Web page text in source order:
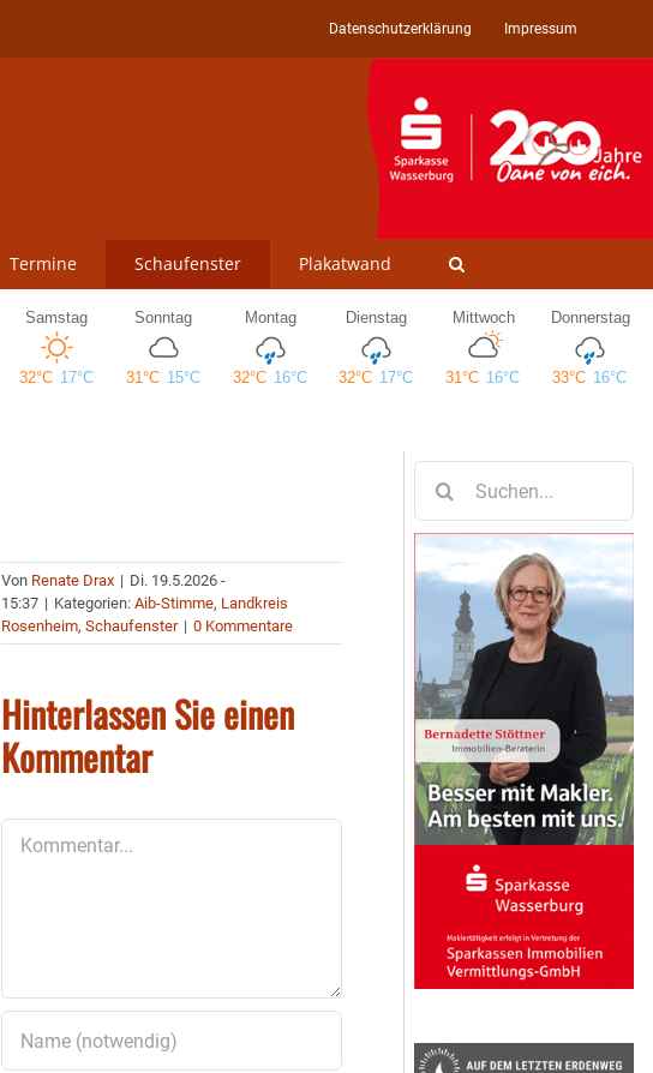
Datenschutzerklärung Impressum
Termine Schaufenster Plakatwand
Von Renate Drax | Di. 19.5.2026 -
15:37 | Kategorien:Aib-Stimme, Landkreis
Rosenheim,Schaufenster | 0 Kommentare
Hinterlassen Sie einen
Kommentar
nach: